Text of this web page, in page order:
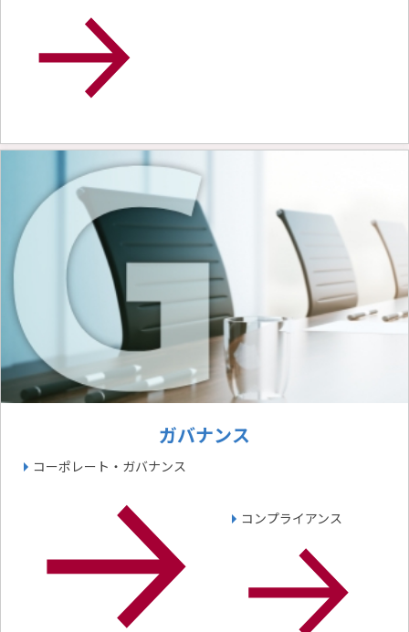
ガバナンス
コーポレート・ガバナンス
コンプライアンス